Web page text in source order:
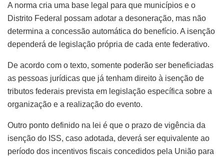
A norma cria uma base legal para que municípios e o
Distrito Federal possam adotar a desoneração, mas não
determina a concessão automática do benefício. A isenção
dependerá de legislação própria de cada ente federativo.
De acordo com o texto, somente poderão ser beneficiadas
as pessoas jurídicas que já tenham direito à isenção de
tributos federais prevista em legislação específica sobre a
organização e a realização do evento.
Outro ponto definido na lei é que o prazo de vigência da
isenção do ISS, caso adotada, deverá ser equivalente ao
período dos incentivos fiscais concedidos pela União para